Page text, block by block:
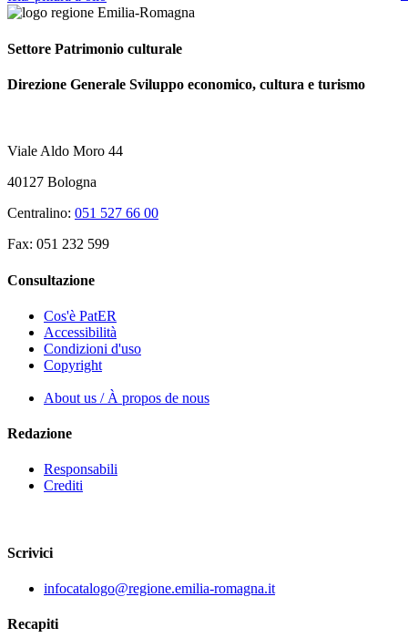
Settore Patrimonio culturale
Direzione Generale Sviluppo economico, cultura e turismo
Viale Aldo Moro 44
40127 Bologna
Centralino: 051 527 66 00
Fax: 051 232 599
Consultazione
Cos'è PatER
Accessibilità
Condizioni d'uso
Copyright
About us / À propos de nous
Redazione
Responsabili
Crediti
Scrivici
infocatalogo@regione.emilia-romagna.it
Recapiti